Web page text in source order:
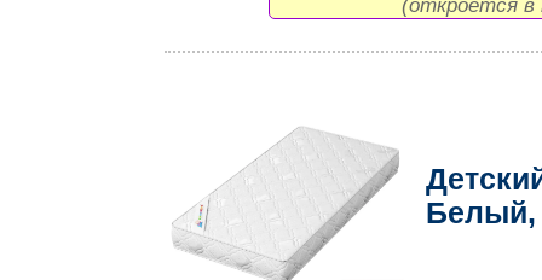
(откроется в
Белый,